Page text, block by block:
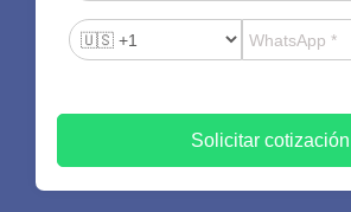
Solicitar cotización